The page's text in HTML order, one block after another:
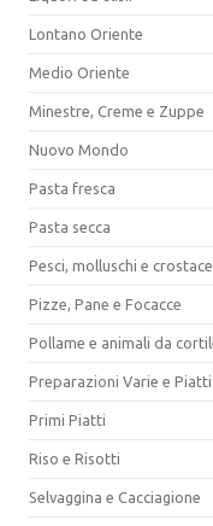
Lontano Oriente
Medio Oriente
Minestre, Creme e Zuppe
Nuovo Mondo
Pasta fresca
Pasta secca
Pesci, molluschi e
Pizze, Pane e Focacce
Pollame e animali da
Preparazioni Varie e Piatti
Primi Piatti
Riso e Risotti
Selvaggina e Cacciagione